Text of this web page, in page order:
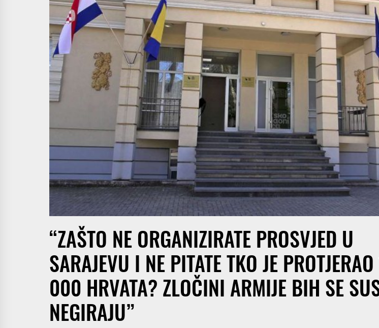
“ZAŠTO NE ORGANIZIRATE PROSVJED U
SARAJEVU I NE PITATE TKO JE
000 HRVATA? ZLOČINI ARMIJE BIH SE
NEGIRAJU”